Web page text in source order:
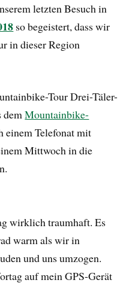
letzten Besuch in
so begeistert, dass wir
in dieser Region
Tour Drei-Täler-
demMountainbike-
einem Telefonat mit
Mittwoch in die
wirklich traumhaft. Es
warm als wir in
und uns umzogen.
auf mein GPS-Gerät